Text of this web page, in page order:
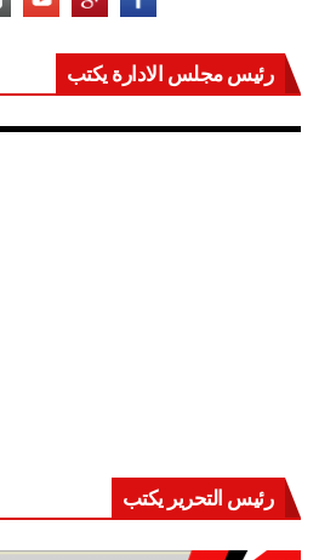
رئيس مجلس الادارة يكتب
مصر تعيد للعالم اتزانه
رئيس التحرير يكتب